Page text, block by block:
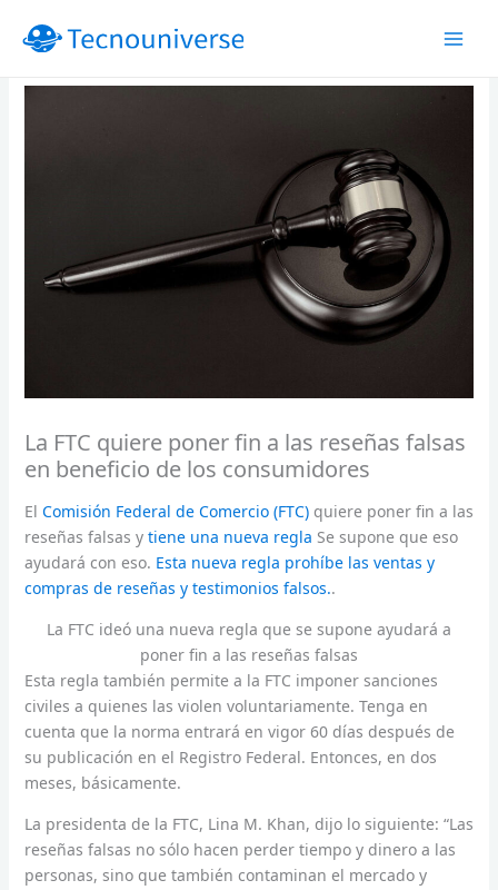
La FTC quiere poner fin a las reseñas falsas
en beneficio de los consumidores
El Comisión Federal de Comercio (FTC)quiere poner fin a las
reseñas falsas y tiene una nueva regla Se supone que eso
ayudará con eso. Esta nueva regla prohíbe las ventas y
compras de reseñas y testimonios falsos..
La FTC ideó una nueva regla que se supone ayudará a
poner fin a las reseñas falsas
Esta regla también permite a la FTC imponer sanciones
civiles a quienes las violen voluntariamente. Tenga en
cuenta que la norma entrará en vigor 60 días después de
su publicación en el Registro Federal. Entonces, en dos
meses, básicamente.
La presidenta de la FTC, Lina M. Khan, dijo lo siguiente: “Las
reseñas falsas no sólo hacen perder tiempo y dinero a las
personas, sino que también contaminan el mercado y